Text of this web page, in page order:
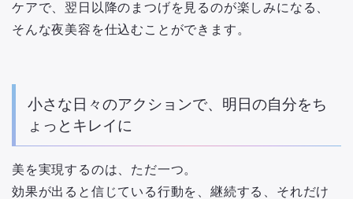
ケアで、翌日以降のまつげを見るのが楽しみになる、
そんな夜美容を仕込むことができます。
小さな日々のアクションで、明日の自分をち
ょっとキレイに
美を実現するのは、ただ一つ。
効果が出ると信じている行動を、継続する、それだけ